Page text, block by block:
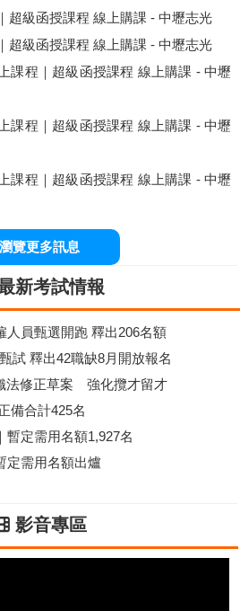
超級函授課程 線上購課 - 中壢志光
超級函授課程 線上購課 - 中壢志光
課程｜超級函授課程 線上購課 - 中壢
課程｜超級函授課程 線上購課 - 中壢
課程｜超級函授課程 線上購課 - 中壢
瀏覽更多訊息
新考試情報
人員甄選開跑 釋出206名額
試 釋出42職缺8月開放報名
法修正草案 強化攬才留才
備合計425名
暫定需用名額1,927名
需用名額出爐
影音專區